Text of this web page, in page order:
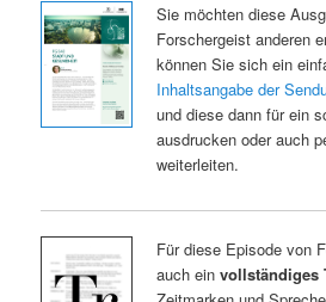
Sie möchten diese
Forschergeist anderen
können Sie sich ein
Inhaltsangabe der
und diese dann für ein
ausdrucken oder auch
weiterleiten.
Für diese Episode von
auch ein vollständiges